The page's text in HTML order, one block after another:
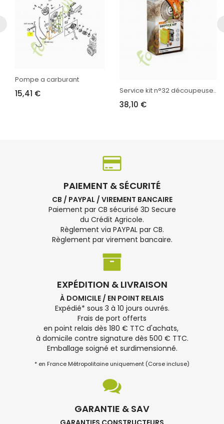
Pompe a carburant
15,41 € Service kit n°32 découpeuse...
38,10 €
PAIEMENT & SÉCURITÉ
CB / PAYPAL / VIREMENT BANCAIRE
Paiement par CB sécurisé 3D Secure
du Crédit Agricole.
Règlement via PAYPAL par CB.
Règlement par virement bancaire.
EXPÉDITION & LIVRAISON
À DOMICILE / EN POINT RELAIS
Expédié* sous 3 à 10 jours ouvrés.
Frais de port offerts
en point relais dès 180 € TTC d'achats,
à domicile contre signature dès 500 € TTC.
Emballage soigné et surdimensionné.
* en France Métropolitaine uniquement (Corse incluse)
GARANTIE & SAV